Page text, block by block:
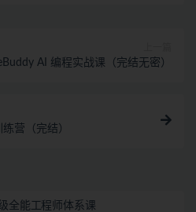
AI 编程实战课（完结无密）
营（完结）
全能工程师体系课